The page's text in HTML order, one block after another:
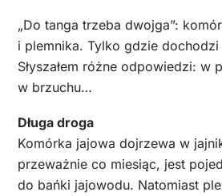
„Do tanga trzeba dwojga”:
i plemnika. Tylko gdzie
Słyszałem różne odpowiedzi: w
w brzuchu…
Długa droga
Komórka jajowa dojrzewa w
przeważnie co miesiąc, jest
do bańki jajowodu. Natomiast